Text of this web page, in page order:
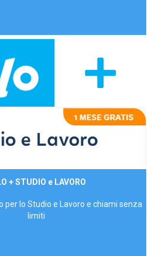
+ STUDIO e LAVORO
lo Studio e Lavoro e chiami senza
limiti